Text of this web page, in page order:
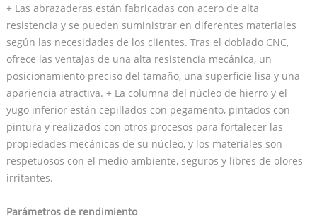
+ Las abrazaderas están fabricadas con acero de alta
resistencia y se pueden suministrar en diferentes materiales
según las necesidades de los clientes. Tras el doblado CNC,
ofrece las ventajas de una alta resistencia mecánica, un
posicionamiento preciso del tamaño, una superficie lisa y una
apariencia atractiva. + La columna del núcleo de hierro y el
yugo inferior están cepillados con pegamento, pintados con
pintura y realizados con otros procesos para fortalecer las
propiedades mecánicas de su núcleo, y los materiales son
respetuosos con el medio ambiente, seguros y libres de olores
irritantes.
Parámetros de rendimiento